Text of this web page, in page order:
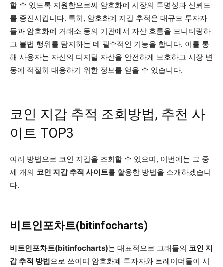
할 수 있도록 지원함으로써 암호화폐 시장의 투명성과 신뢰도
를 증진시킵니다. 특히, 암호화폐 지갑 추적은 대규모 투자자
들과 암호화폐 거래소 등의 기관에서 자산 흐름을 모니터링하
고 불법 행위를 탐지하는 데 필수적인 기능을 합니다. 이를 통
해 사용자는 자신의 디지털 자산을 안전하게 보호하고 시장 변
동에 적절히 대응하기 위한 정보를 얻을 수 있습니다.
코인 지갑 추적 조회방법, 추천 사
이트 TOP3
여러 방법으로 코인 지갑을 조회할 수 있으며, 이번에는 그 중
세 개의 코인 지갑 추적 사이트를 활용한 방법을 소개하겠습니
다.
비트인포차트(bitinfocharts)
비트인포차트(bitinfocharts)는 대표적으로 고래들의 코인 지
갑 추적 방법으로 쓰이며 암호화폐 투자자와 트레이더들이 시